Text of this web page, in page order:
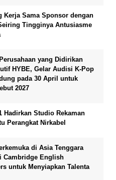
Kerja Sama Sponsor dengan
Tingginya Antusiasme
yang Didirikan
HYBE, Gelar Audisi K-Pop
pada 30 April untuk
2027
Hadirkan Studio Rekaman
Perangkat Nirkabel
di Asia Tenggara
Cambridge English
untuk Menyiapkan Talenta